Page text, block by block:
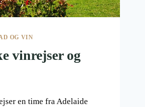
OG VIN
vinrejser og
en time fra Adelaide